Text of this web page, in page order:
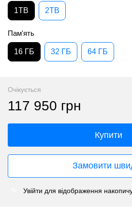
1TB 2TB
Пам'ять
16 ГБ 32 ГБ 64 ГБ
Очікується
117 950 грн
Купити
Замовити
Увійти для відображення